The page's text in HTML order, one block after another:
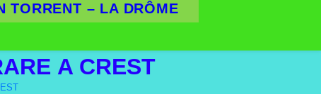
TORRENT – LA DRÔME
A CREST